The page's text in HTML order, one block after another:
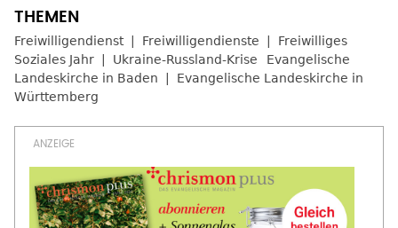
Freiwilligendienst Freiwilligendienste
Freiwilliges
Soziales Jahr
Ukraine-Russland-Krise
Evangelische
Landeskirche in Baden
Evangelische Landeskirche in
Württemberg